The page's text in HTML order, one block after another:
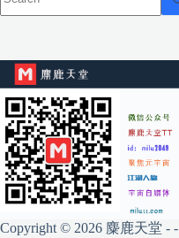
Copyright © 2026 麋鹿天堂 - -